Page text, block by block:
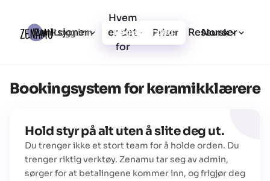
Funksjoner
Hvem
er det
for
Priser Ressurser
Logg inn Registrer deg Norsk
Bookingsystem for keramikklærere
Hold styr på alt uten å slite deg ut.
Du trenger ikke et stort team for å holde orden. Du
trenger riktig verktøy. Zenamu tar seg av admin,
sørger for at betalingene kommer inn, og frigjør deg